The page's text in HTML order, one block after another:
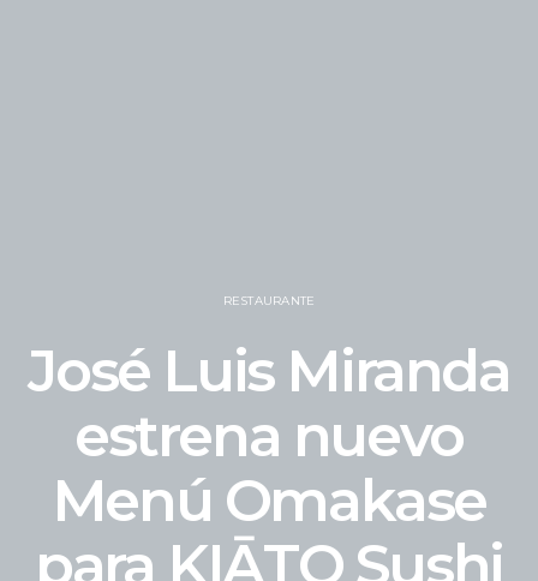
RESTAURANTE
José Luis Miranda
estrena nuevo
Menú Omakase
para KIĀTO Sushi